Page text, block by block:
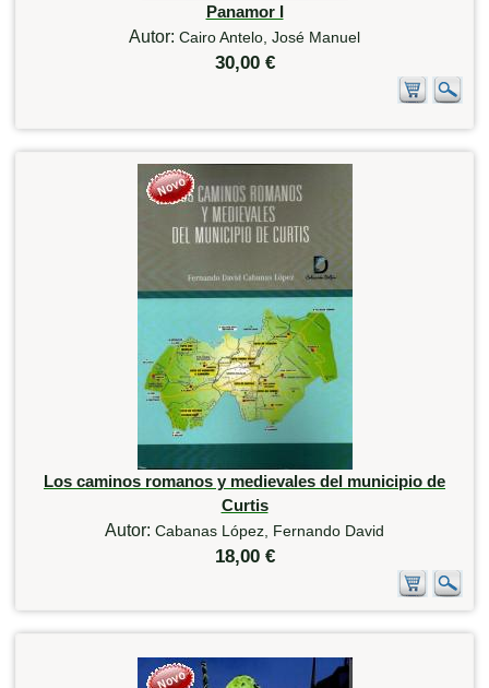
Panamor I
Autor: Cairo Antelo, José Manuel
30,00 €
Los caminos romanos y medievales del municipio de
Curtis
Autor: Cabanas López, Fernando David
18,00 €